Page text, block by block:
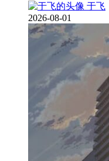
于飞
2026-08-01